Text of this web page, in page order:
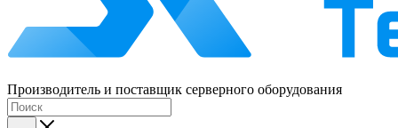
Производитель и поставщик серверного оборудования